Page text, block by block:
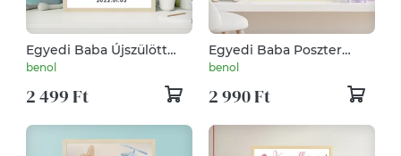
Egyedi Baba Újszülött
Poszter Mosómacis
benol
2 499 Ft
Egyedi Baba Poszter
Nyuszis
benol
2 990 Ft